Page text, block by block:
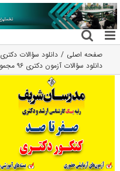
رفتن
به
محتوا
صفحه اصلی دانلود سؤالات دکتری 96
دانلود سؤالات آزمون دکتری ۹۶ مجموعه فقه شافعی کد ۲۱۳۴